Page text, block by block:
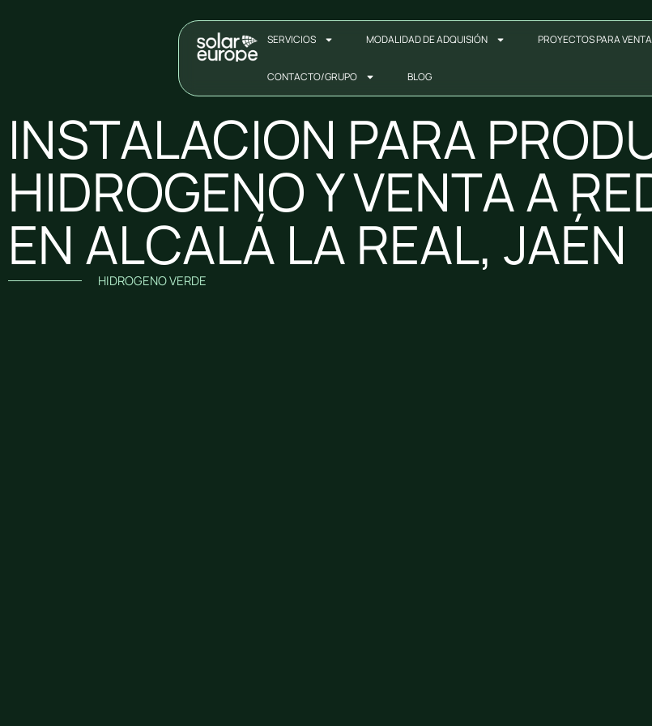
SERVICIOS MODALIDAD DE ADQUISIÓN PROYECTOS PARA
CONTACTO/GRUPO BLOG
INSTALACION PARA
HIDROGENO Y VENTA A
EN ALCALÁ LA REAL, JAÉN
HIDROGENO VERDE